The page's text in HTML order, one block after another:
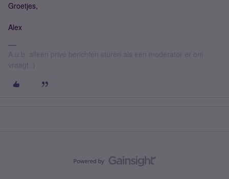
Groetjes,
Alex
A.u.b. alleen privé berichten sturen als een moderator er om
vraagt :)